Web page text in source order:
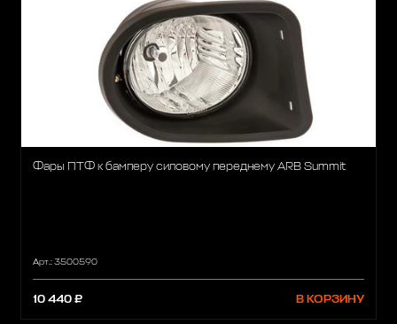
Фары ПТФ к бамперу силовому переднему ARB Summit
Арт.: 3500590
10 440 ₽ В КОРЗИНУ